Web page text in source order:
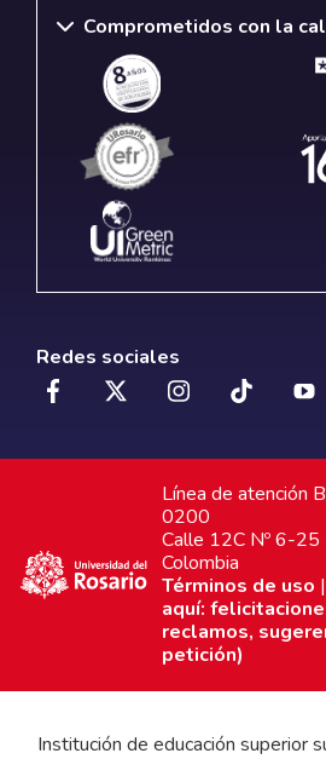
Comprometidos con la
Redes sociales
Línea de atención
0200
Calle 12C Nº 6-25
Colombia
Términos de uso |
aquí:
reclamos,
petición)
Institución de educación superior